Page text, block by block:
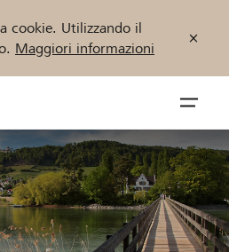
cookie. Utilizzando il
Maggiori informazioni
öffnen
Inizia ora